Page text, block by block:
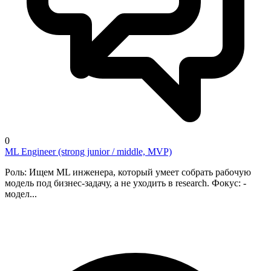
0
ML Engineer (strong junior / middle, MVP)
Роль: Ищем ML инженера, который умеет собрать рабочую
модель под бизнес-задачу, а не уходить в research. Фокус: -
модел...